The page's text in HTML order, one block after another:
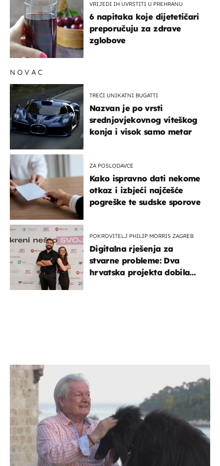
VRIJEDI IH UVRSTITI U PREHRANU
6 napitaka koje dijetetičari
preporučuju za zdrave
zglobove
NOVAC
TREĆI UNIKATNI BUGATTI
Nazvan je po vrsti
srednjovjekovnog viteškog
konja i visok samo metar
ZA POSLODAVCE
Kako ispravno dati nekome
otkaz i izbjeći najčešće
pogreške te sudske sporove
POKROVITELJ PHILIP MORRIS ZAGREB
Digitalna rješenja za
stvarne probleme: Dva
hrvatska projekta dobila